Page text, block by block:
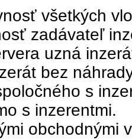
všetkých
zadávateľ
uzná
bez
s
s inzerentmi.
obchodnými